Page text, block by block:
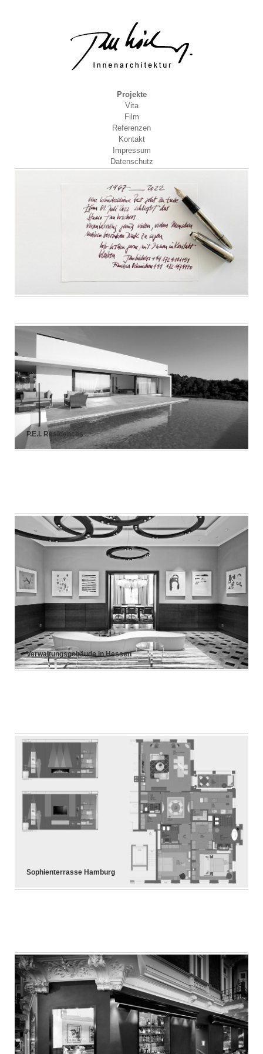
Projekte
Vita
Film
Referenzen
Kontakt
Impressum
Datenschutz
P.E.I. Residences
Verwaltungsgebäude in Hessen
Sophienterrasse Hamburg